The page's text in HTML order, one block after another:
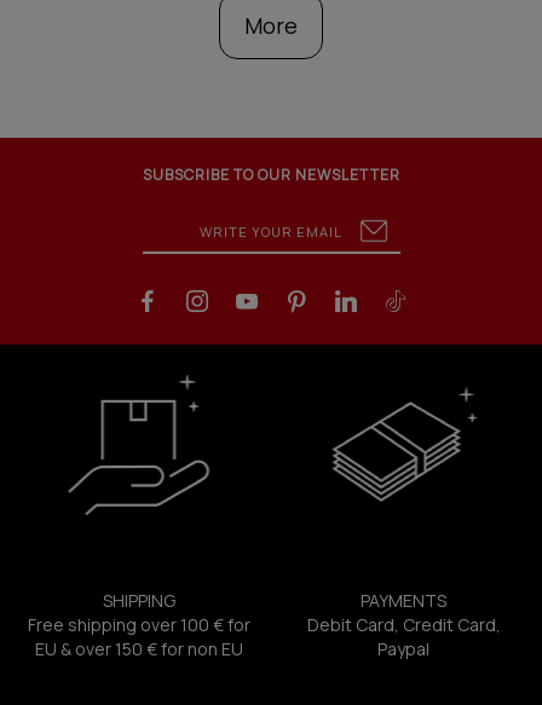
More
SUBSCRIBE TO OUR NEWSLETTER
SHIPPING
Free shipping over 100 € for
EU & over 150 € for non EU
PAYMENTS
Debit Card, Credit Card,
Paypal